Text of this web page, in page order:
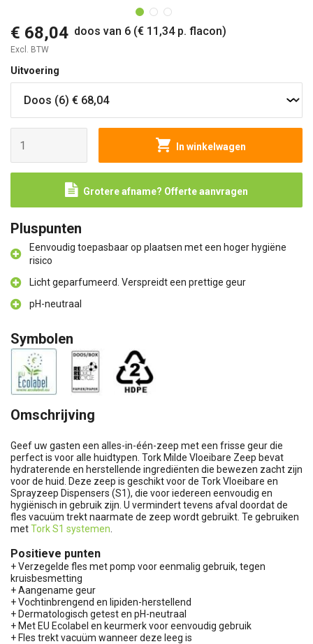
€ 68,04 doos van 6 (€ 11,34 p. flacon)
Excl. BTW
Uitvoering
In winkelwagen
Grotere afname? Offerte aanvragen
Pluspunten
Eenvoudig toepasbaar op plaatsen met een hoger hygiëne
risico
Licht geparfumeerd. Verspreidt een prettige geur
pH-neutraal
Symbolen
Omschrijving
Geef uw gasten een alles-in-één-zeep met een frisse geur die
perfect is voor alle huidtypen. Tork Milde Vloeibare Zeep bevat
hydraterende en herstellende ingrediënten die bewezen zacht zijn
voor de huid. Deze zeep is geschikt voor de Tork Vloeibare en
Sprayzeep Dispensers (S1), die voor iedereen eenvoudig en
hygiënisch in gebruik zijn. U vermindert tevens afval doordat de
fles vacuüm trekt naarmate de zeep wordt gebruikt. Te gebruiken
metTork S1 systemen
Positieve punten
+ Verzegelde fles met pomp voor eenmalig gebruik, tegen
kruisbesmetting
+ Aangename geur
+ Vochtinbrengend en lipiden-herstellend
+ Dermatologisch getest en pH-neutraal
+ Met EU Ecolabel en keurmerk voor eenvoudig gebruik
+ Fles trekt vacuüm wanneer deze leeg is